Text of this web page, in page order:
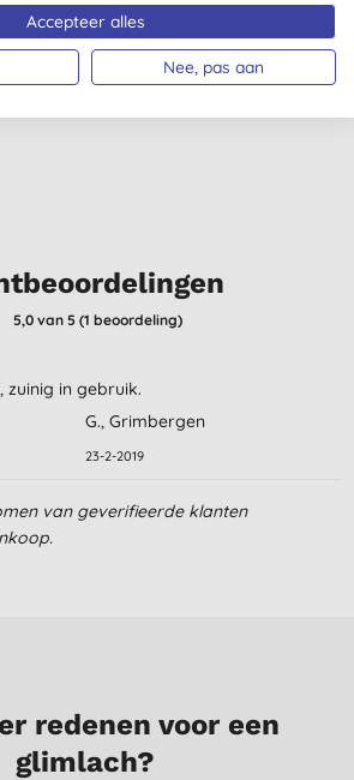
-
(9)
Vloeibare Zeep -
237ml
(3)
€ 12,95 KOPEN
5,0van 5 (1 beoordeling)
zuinig in gebruik.
G., Grimbergen
23-2-2019
van geverifieerde klanten
redenen voor een
glimlach?
Accepteer alles
Nee, pas aan